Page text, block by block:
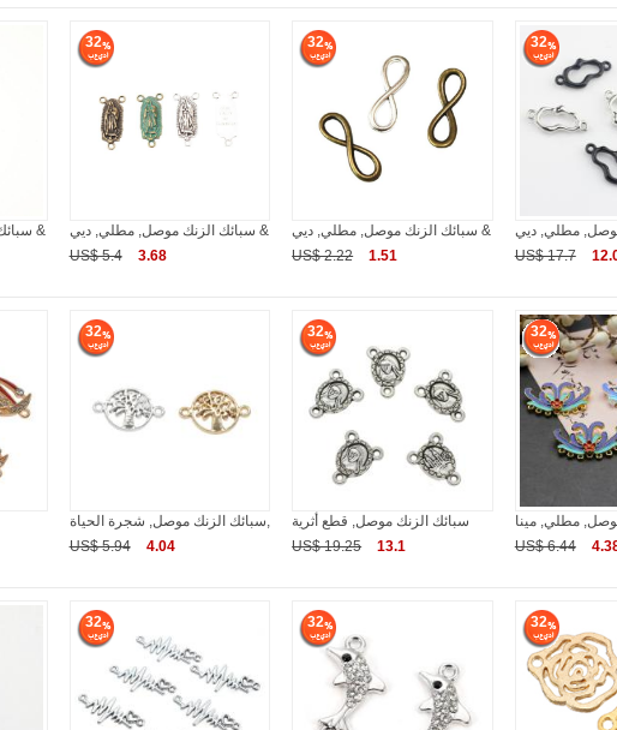
سبائك الزنك موصل, مطلي, ديي &
32
سبائك الزنك موصل, مطلي, ديي &
US$ 5.4
3.68
32
سبائك الزنك موصل, مطلي, ديي &
US$ 2.22
1.51
32
US$ 17.7
32
US$ 5.94
4.04
32
سبائك الزنك موصل, قطع أثرية
US$ 19.25
13.1
32
US$ 6.44
32 32 32